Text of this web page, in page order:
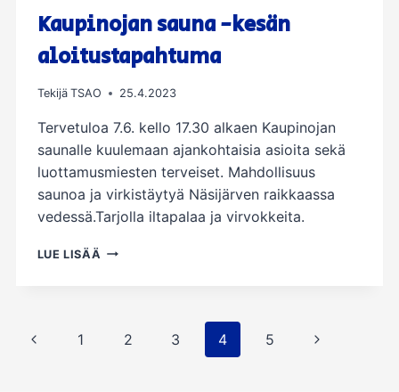
Kaupinojan sauna -kesän
aloitustapahtuma
Tekijä TSAO 25.4.2023
Tervetuloa 7.6. kello 17.30 alkaen Kaupinojan
saunalle kuulemaan ajankohtaisia asioita sekä
luottamusmiesten terveiset. Mahdollisuus
saunoa ja virkistäytyä Näsijärven raikkaassa
vedessä.Tarjolla iltapalaa ja virvokkeita.
LUE LISÄÄ KAUPINOJAN
ALOITUSTAPAHTUMA
Sivunavigointi
Edellinen
1 2 3 4 5
Seuraava